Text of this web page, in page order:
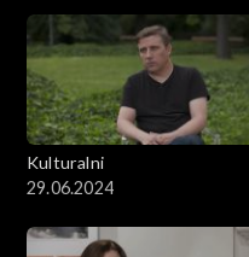
Kulturalni
29.06.2024